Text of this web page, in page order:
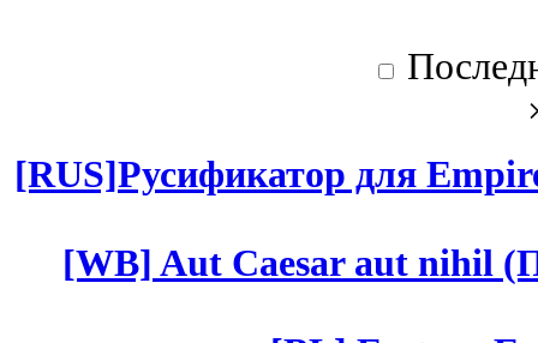
[RUS]Русификатор для
[WB] Aut Caesar aut nihil